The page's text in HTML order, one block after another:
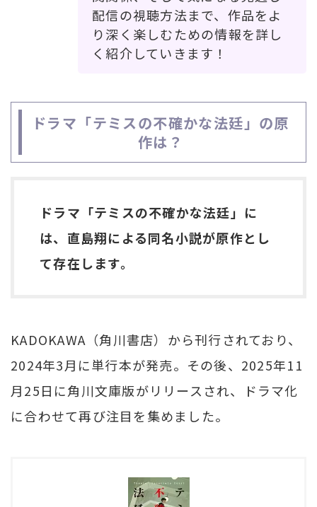
配信の視聴方法まで、作品をよ
り深く楽しむための情報を詳し
く紹介していきます！
ドラマ「テミスの不確かな法廷」の原
作は？
ドラマ「テミスの不確かな法廷」に
は、直島翔による同名小説が原作とし
て存在します。
KADOKAWA（角川書店）から刊行されており、
2024年3月に単行本が発売。その後、2025年11
月25日に角川文庫版がリリースされ、ドラマ化
に合わせて再び注目を集めました。